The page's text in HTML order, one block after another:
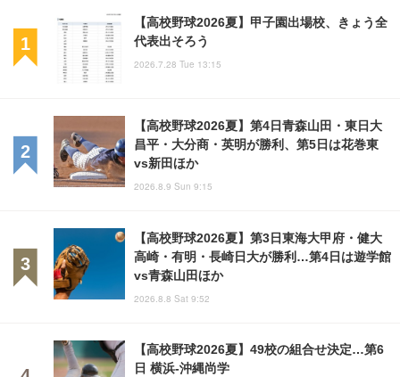
【高校野球2026夏】甲子園出場校、きょう全
代表出そろう
2026.7.28 Tue 13:15
【高校野球2026夏】第4日青森山田・東日大
昌平・大分商・英明が勝利、第5日は花巻東
vs新田ほか
2026.8.9 Sun 9:15
【高校野球2026夏】第3日東海大甲府・健大
高崎・有明・長崎日大が勝利…第4日は遊学館
vs青森山田ほか
2026.8.8 Sat 9:52
【高校野球2026夏】49校の組合せ決定…第6
日 横浜-沖縄尚学